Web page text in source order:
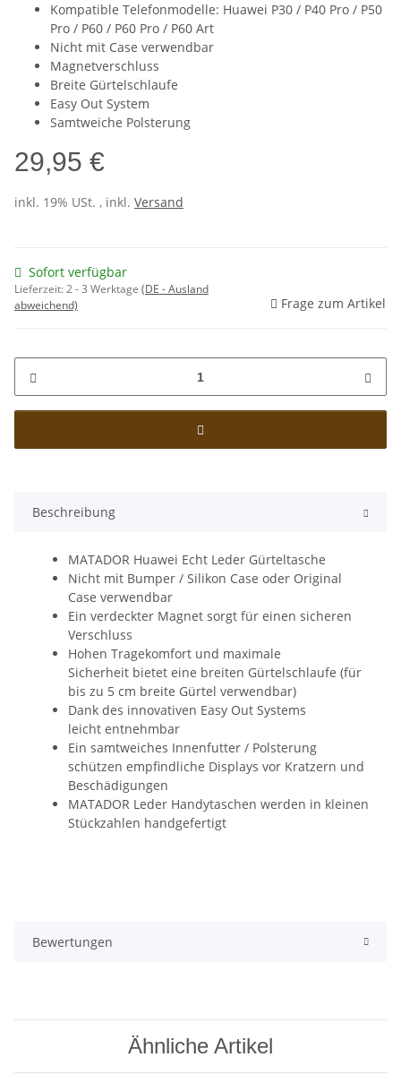
Kompatible Telefonmodelle: Huawei P30 / P40 Pro / P50
Pro / P60 / P60 Pro / P60 Art
Nicht mit Case verwendbar
Magnetverschluss
Breite Gürtelschlaufe
Easy Out System
Samtweiche Polsterung
29,95 €
inkl. 19% USt. , inkl. Versand
Sofort verfügbar
Lieferzeit:2 - 3 Werktage (DE - Ausland
abweichend)
Frage zum Artikel
Beschreibung
MATADOR Huawei Echt Leder Gürteltasche
Nicht mit Bumper / Silikon Case oder Original
Case verwendbar
Ein verdeckter Magnet sorgt für einen sicheren
Verschluss
Hohen Tragekomfort und maximale
Sicherheit bietet eine breiten Gürtelschlaufe (für
bis zu 5 cm breite Gürtel verwendbar)
Dank des innovativen Easy Out Systems
leicht entnehmbar
Ein samtweiches Innenfutter / Polsterung
schützen empfindliche Displays vor Kratzern und
Beschädigungen
MATADOR Leder Handytaschen werden in kleinen
Stückzahlen handgefertigt
Bewertungen
Ähnliche Artikel